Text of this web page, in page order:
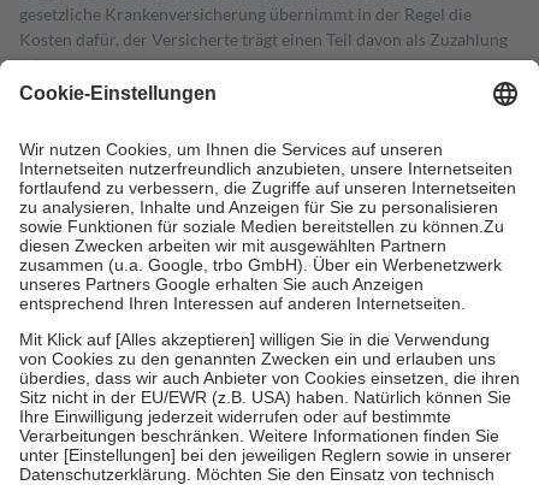
gesetzliche Krankenversicherung übernimmt in der Regel die
Kosten dafür, der Versicherte trägt einen Teil davon als Zuzahlung
mit.
Grundsätzlich leisten Mitglieder Zuzahlungen in Höhe von zehn
höchstens zehn Euro.
Es sind jedoch nie mehr als die tatsächlichen
Kosten der Leistung zu entrichten.
Diese Regeln gelten grundsätzlich auch für Online-Apotheken.
Bei Heilmitteln und häuslicher Krankenpflege beträgt die
Zuzahlung zehn Prozent der Kosten sowie zehn Euro je
Verordnung.
Um das Engagement der Versicherten für ihre eigene Gesundheit zu
stärken und die besondere Stellung der Familie zu unterstützen,
fallenkeine Zuzahlungenan bei:
• Kindern und Jugendlichen bis zum vollendeten 18. Lebensjahr
mit Ausnahme der Fahrkosten
• Untersuchungen zur Vorsorge und Früherkennung, die von der
GKV getragen werden
• empfohlenen Schutzimpfungen